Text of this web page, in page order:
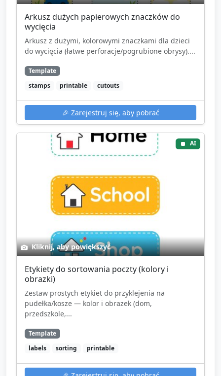
Arkusz dużych papierowych znaczków do
wycięcia
Arkusz z dużymi, kolorowymi znaczkami dla dzieci
do wycięcia (łatwe perforacje/pogrubione obrysy)....
Template
stamps
printable cutouts
🎉 Zarejestruj się, aby pobrać
AI
Kliknij, aby powiększyć
Etykiety do sortowania poczty (kolory i
obrazki)
Zestaw prostych etykiet do przyklejenia na
pudełka/kosze — kolor i obrazek (dom,
przedszkole,...
Template
labels
sorting printable